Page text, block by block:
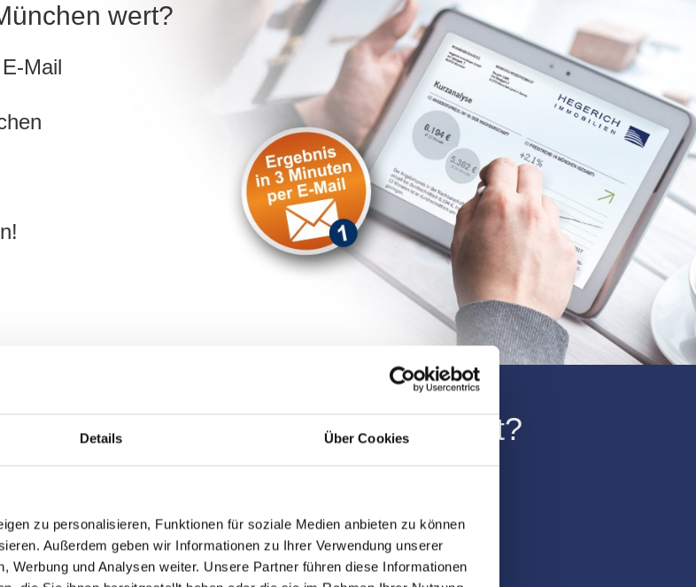
Details Über Cookies
zu personalisieren, Funktionen für soziale Medien anbieten zu können
Außerdem geben wir Informationen zu Ihrer Verwendung unserer
Werbung und Analysen weiter. Unsere Partner führen diese Informationen
wert?
Mail
in 80333 München gesucht?
uns an:089 2306962-0